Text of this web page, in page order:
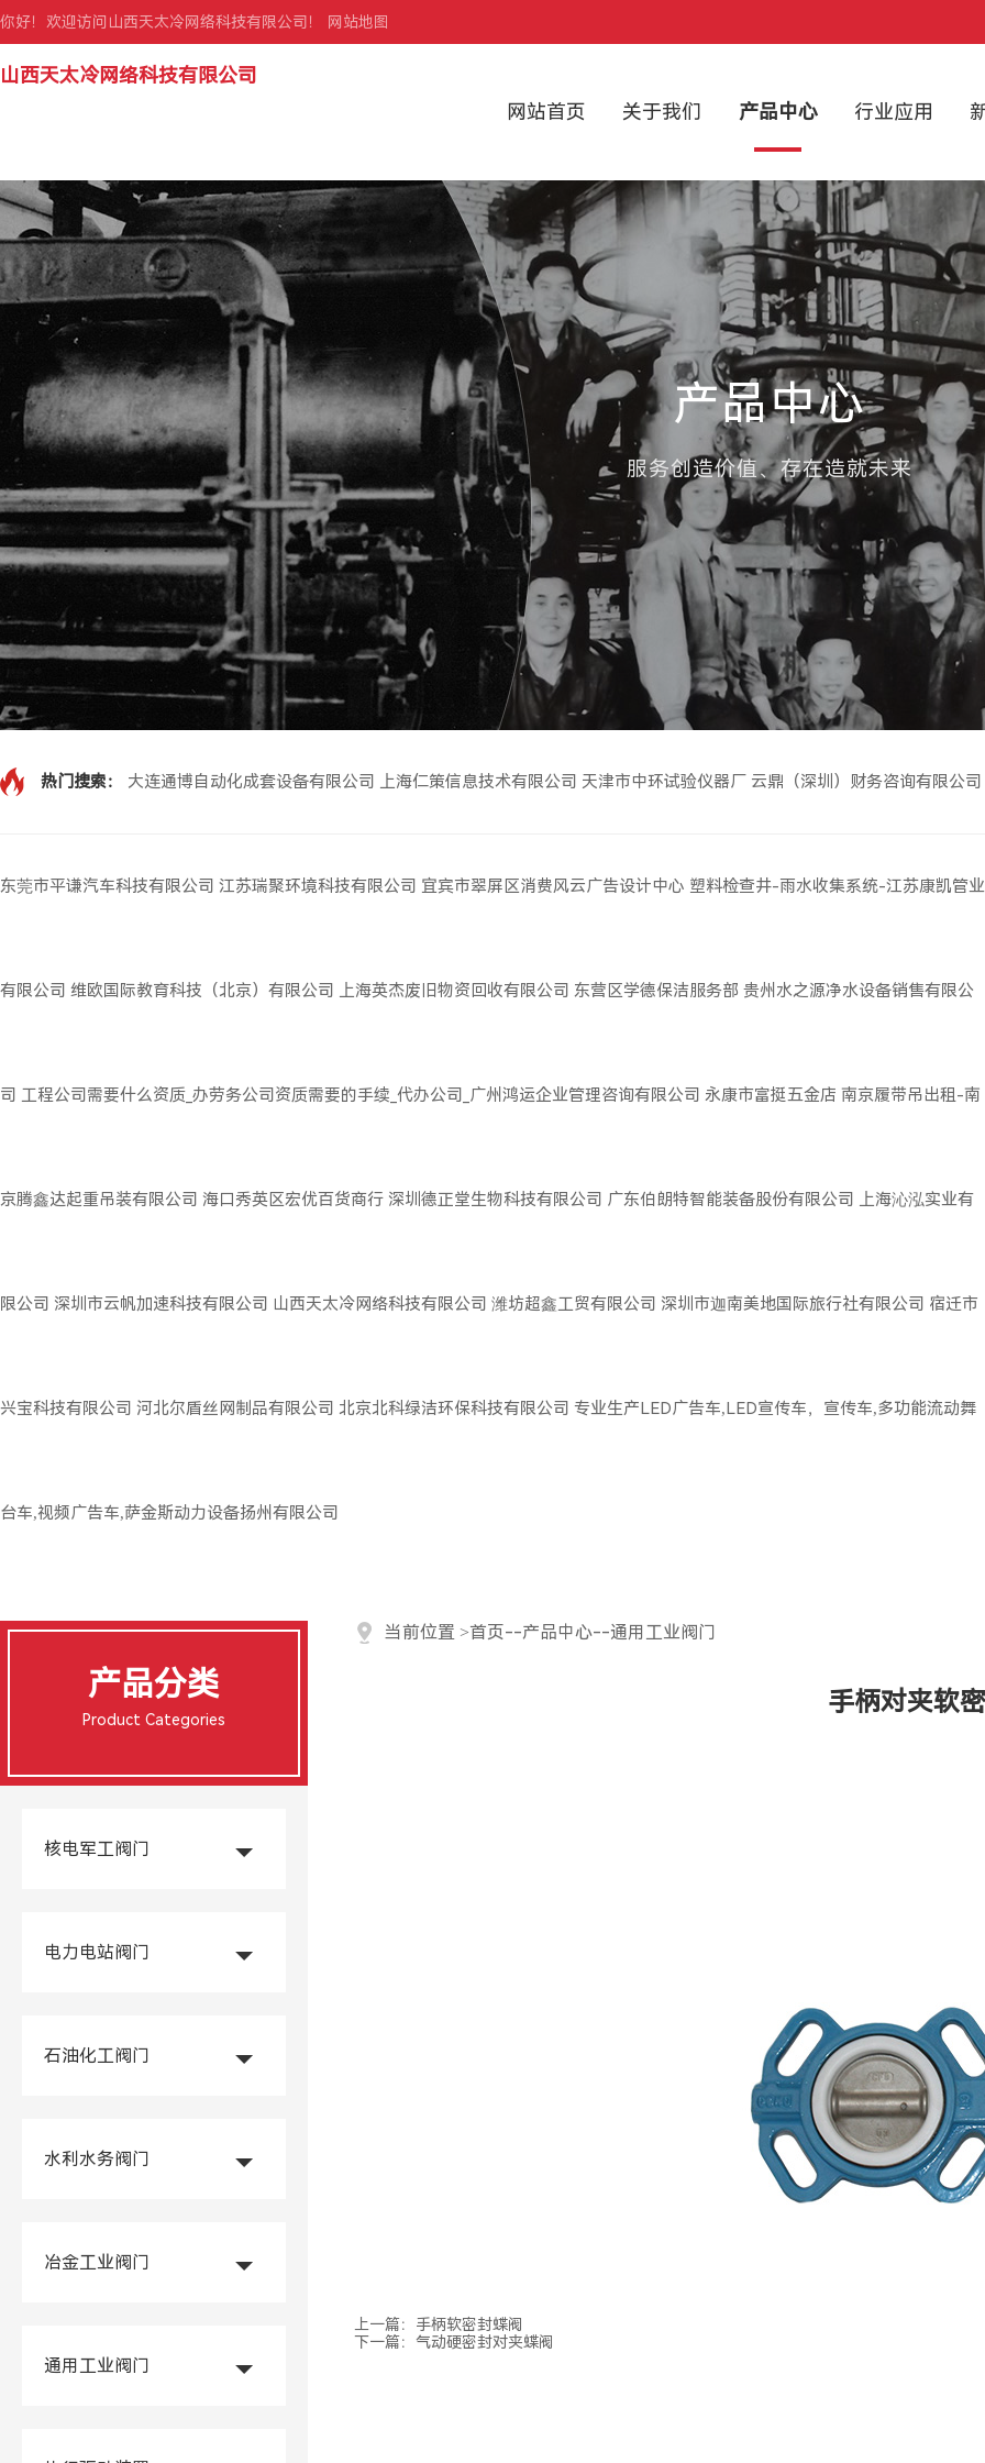
你好！欢迎访问山西天太冷网络科技有限公司！ 网站地图
山西天太冷网络科技有限公司
网站首页
关于我们 产品中心 行业应用
产品中心
服务创造价值、存在造就未来
热门搜索： 大连通博自动化成套设备有限公司 上海仁策信息技术有限公司 天津市中环试验仪器厂 云鼎（深圳）财务咨询有限公司
东莞市平谦汽车科技有限公司 江苏瑞聚环境科技有限公司 宜宾市翠屏区消费风云广告设计中心 塑料检查井-雨水收集系统-江苏康凯管业
有限公司 维欧国际教育科技（北京）有限公司 上海英杰废旧物资回收有限公司 东营区学德保洁服务部 贵州水之源净水设备销售有限公
司 工程公司需要什么资质_办劳务公司资质需要的手续_代办公司_广州鸿运企业管理咨询有限公司 永康市富挺五金店 南京履带吊出租-南
京腾鑫达起重吊装有限公司 海口秀英区宏优百货商行 深圳德正堂生物科技有限公司 广东伯朗特智能装备股份有限公司 上海沁泓实业有
限公司 深圳市云帆加速科技有限公司 山西天太冷网络科技有限公司 潍坊超鑫工贸有限公司 深圳市迦南美地国际旅行社有限公司 宿迁市
兴宝科技有限公司 河北尔盾丝网制品有限公司 北京北科绿洁环保科技有限公司 专业生产LED广告车,LED宣传车，宣传车,多功能流动舞
台车,视频广告车,萨金斯动力设备扬州有限公司
产品分类
Product Categories
核电军工阀门
电力电站阀门
石油化工阀门
水利水务阀门
冶金工业阀门
通用工业阀门
当前位置 >首页--产品中心--通用工业阀门
手柄对夹软
上一篇： 手柄软密封蝶阀
下一篇： 气动硬密封对夹蝶阀